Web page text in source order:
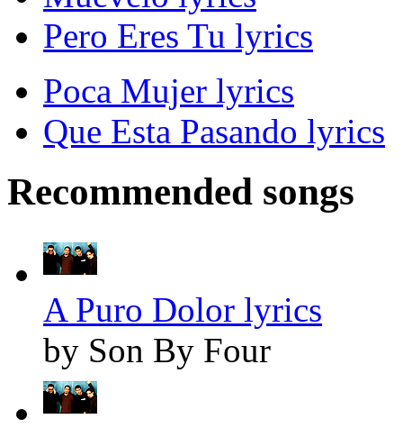
Pero Eres Tu lyrics
Poca Mujer lyrics
Que Esta Pasando lyrics
Recommended songs
A Puro Dolor lyrics
by Son By Four